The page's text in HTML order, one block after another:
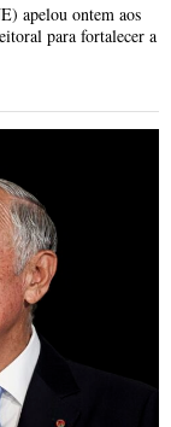
apelou ontem aos
para fortalecer a